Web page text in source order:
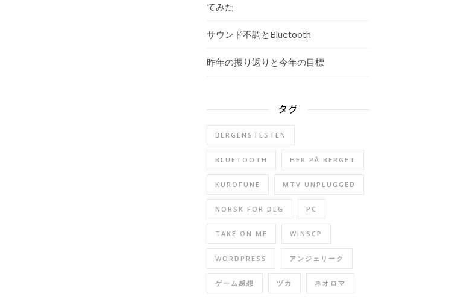
てみた
サウンド不調とBluetooth
昨年の振り返りと今年の目標
タグ
BERGENSTESTEN
BLUETOOTH HER PÅ BERGET
KUROFUNE MTV UNPLUGGED
NORSK FOR DEG PC
TAKE ON ME WINSCP
WORDPRESS アンジェリーク
ゲーム感想 ヅカ ネオロマ